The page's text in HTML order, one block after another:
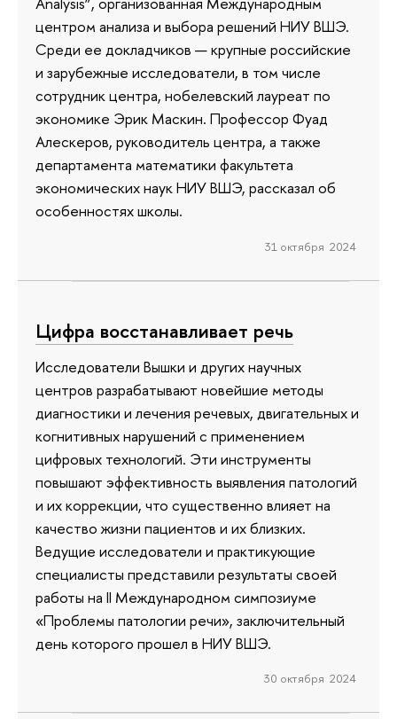
центром анализа и выбора решений НИУ ВШЭ.
Среди ее докладчиков — крупные российские
и зарубежные исследователи, в том числе
сотрудник центра, нобелевский лауреат по
экономике Эрик Маскин. Профессор Фуад
Алескеров, руководитель центра, а также
департамента математики факультета
экономических наук НИУ ВШЭ, рассказал об
особенностях школы.
31 октября 2024
Цифра восстанавливает речь
Исследователи Вышки и других научных
центров разрабатывают новейшие методы
диагностики и лечения речевых, двигательных и
когнитивных нарушений с применением
цифровых технологий. Эти инструменты
повышают эффективность выявления патологий
и их коррекции, что существенно влияет на
качество жизни пациентов и их близких.
Ведущие исследователи и практикующие
специалисты представили результаты своей
работы на II Международном симпозиуме
«Проблемы патологии речи», заключительный
день которого прошел в НИУ ВШЭ.
30 октября 2024